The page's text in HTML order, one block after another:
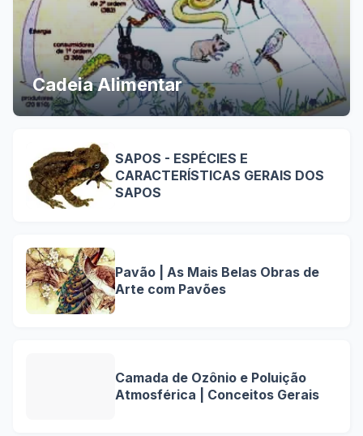
Cadeia Alimentar
SAPOS - ESPÉCIES E
CARACTERÍSTICAS GERAIS DOS
SAPOS
Pavão | As Mais Belas Obras de
Arte com Pavões
Camada de Ozônio e Poluição
Atmosférica | Conceitos Gerais